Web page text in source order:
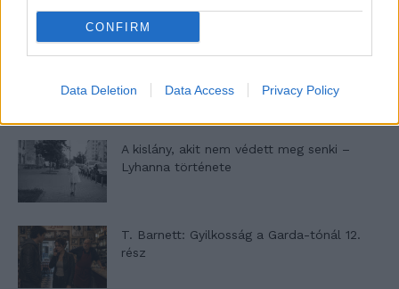
CONFIRM
Data Deletion Data Access Privacy Policy
A kislány, akit nem védett meg senki –
Lyhanna története
T. Barnett: Gyilkosság a Garda-tónál 12.
rész